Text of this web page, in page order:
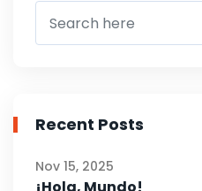
Recent Posts
Nov 15, 2025